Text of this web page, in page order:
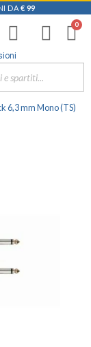
DA € 99
6,3 mm Mono (TS)